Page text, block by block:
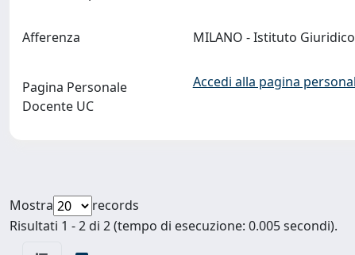
Afferenza MILANO - Istituto Giuridico
Pagina Personale
Docente UC
Accedi alla pagina
Mostra
records
Risultati 1 - 2 di 2 (tempo di esecuzione: 0.005 secondi).